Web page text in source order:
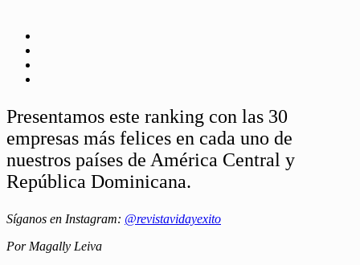
Presentamos este ranking con las 30
empresas más felices en cada uno de
nuestros países de América Central y
República Dominicana.
Síganos en Instagram: @revistavidayexito
Por Magally Leiva